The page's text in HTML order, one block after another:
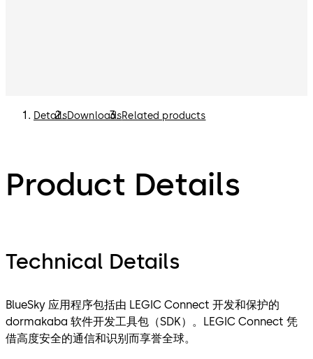
DetailsDownloadsRelated products
Product Details
Technical Details
BlueSky 应用程序包括由 LEGIC Connect 开发和保护的
dormakaba 软件开发工具包（SDK）。LEGIC Connect 凭
借高度安全的通信和识别而享誉全球。